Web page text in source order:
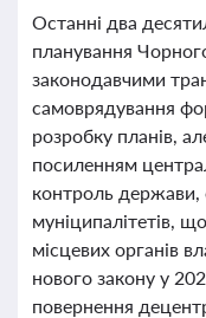
Останні два
планування
законодавчими
самоврядування
розробку планів,
посиленням
контроль
муніципалітетів,
місцевих органів
нового закону у
повернення